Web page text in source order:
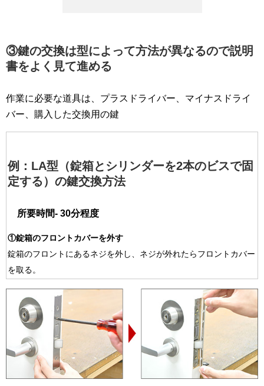
③鍵の交換は型によって方法が異なるので説明
書をよく見て進める
作業に必要な道具は、プラスドライバー、マイナスドライ
バー、購入した交換用の鍵
例 ： LA型（錠箱とシリンダーを2本のビスで固
定する）の鍵交換方法
所要時間- 30分程度
①錠箱のフロントカバーを外す
錠箱のフロントにあるネジを外し、ネジが外れたらフロントカバー
を取る。